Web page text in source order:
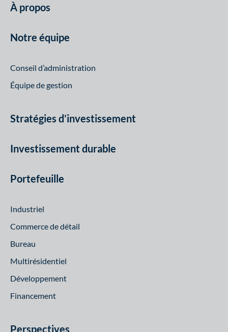
À propos
Notre équipe
Conseil d’administration
Équipe de gestion
Stratégies d’investissement
Investissement durable
Portefeuille
Industriel
Commerce de détail
Bureau
Multirésidentiel
Développement
Financement
Perspectives